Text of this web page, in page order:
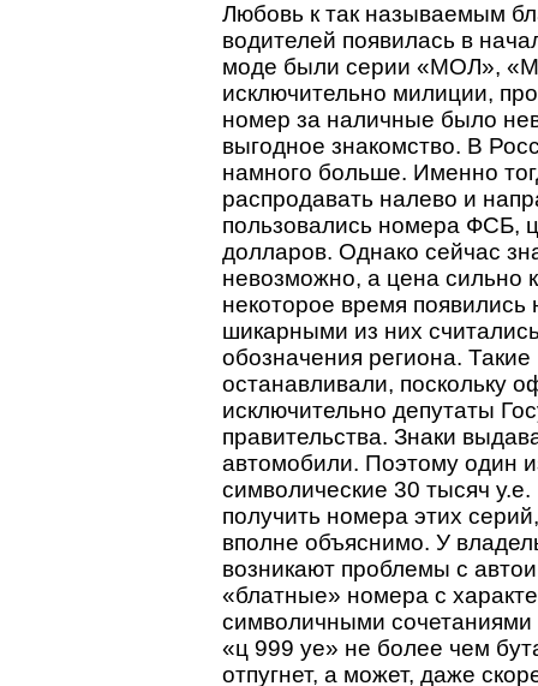
Любовь к так называемым
водителей появилась в
моде были серии «МОЛ»,
исключительно милиции,
номер за наличные было
выгодное знакомство. В
намного больше. Именно
распродавать налево и
пользовались номера ФСБ,
долларов. Однако сейчас
невозможно, а цена сильно
некоторое время
шикарными из них
обозначения региона.
останавливали, поскольку
исключительно депутаты
правительства. Знаки
автомобили. Поэтому один
символические 30 тысяч
получить номера этих
вполне объяснимо. У
возникают проблемы с
«блатные» номера с
символичными сочетаниями
«ц 999 уе» не более чем
отпугнет, а может, даже